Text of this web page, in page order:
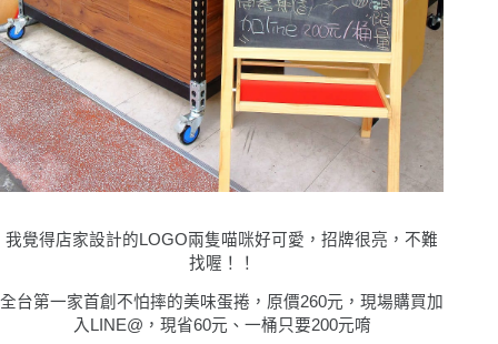
我覺得店家設計的LOGO兩隻喵咪好可愛，招牌很亮，不難
找喔！！
全台第一家首創不怕摔的美味蛋捲，原價260元，現場購買加
入LINE@，現省60元、一桶只要200元唷